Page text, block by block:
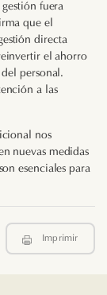
fuera
que el
directa
el ahorro
personal.
a las
nos
nuevas medidas
esenciales para
Imprimir